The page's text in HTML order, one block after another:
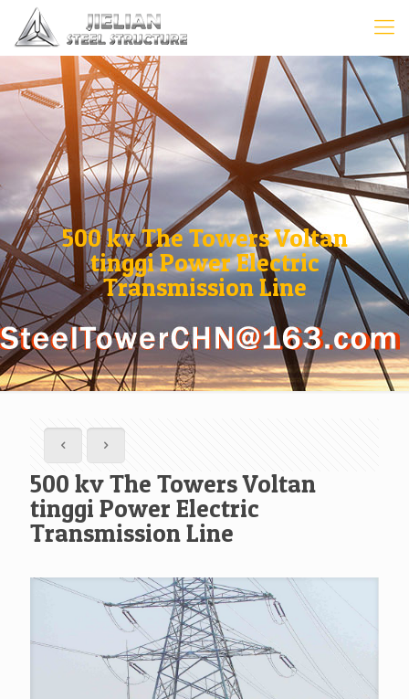
500 kv The Towers Voltan
tinggi Power Electric
Transmission Line
500 kv The Towers Voltan
tinggi Power Electric
Transmission Line